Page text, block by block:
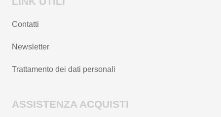
Contatti
Newsletter
Trattamento dei dati personali
ASSISTENZA ACQUISTI